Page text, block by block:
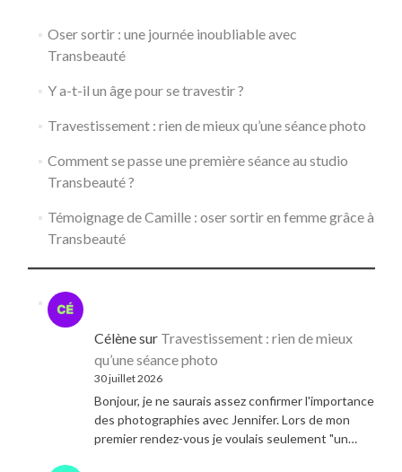
Oser sortir : une journée inoubliable avec
Transbeauté
Y a-t-il un âge pour se travestir ?
Travestissement : rien de mieux qu’une séance photo
Comment se passe une première séance au studio
Transbeauté ?
Témoignage de Camille : oser sortir en femme grâce à
Transbeauté
Célènesur Travestissement : rien de mieux
qu’une séance photo
30 juillet 2026
Bonjour, je ne saurais assez confirmer l'importance
des photographies avec Jennifer. Lors de mon
premier rendez-vous je voulais seulement "un…